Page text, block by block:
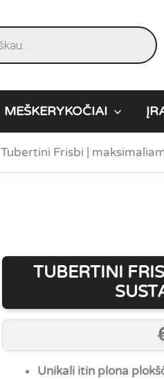
MEŠKERYKOČIAI
Tubertini Frisbi |
TUBERTINI
Unikali itin plona